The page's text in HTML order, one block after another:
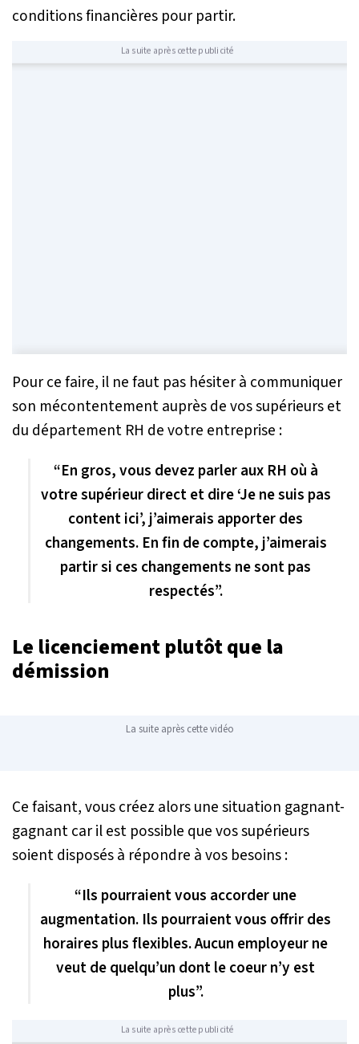
conditions financières pour partir.
La suite après cette publicité
Pour ce faire, il ne faut pas hésiter à communiquer
son mécontentement auprès de vos supérieurs et
du département RH de votre entreprise :
“En gros, vous devez parler aux RH où à
votre supérieur direct et dire ‘Je ne suis pas
content ici’, j’aimerais apporter des
changements. En fin de compte, j’aimerais
partir si ces changements ne sont pas
respectés”.
Le licenciement plutôt que la
démission
La suite après cette vidéo
Ce faisant, vous créez alors une situation gagnant-
gagnant car il est possible que vos supérieurs
soient disposés à répondre à vos besoins :
“Ils pourraient vous accorder une
augmentation. Ils pourraient vous offrir des
horaires plus flexibles. Aucun employeur ne
veut de quelqu’un dont le coeur n’y est
plus”.
La suite après cette publicité